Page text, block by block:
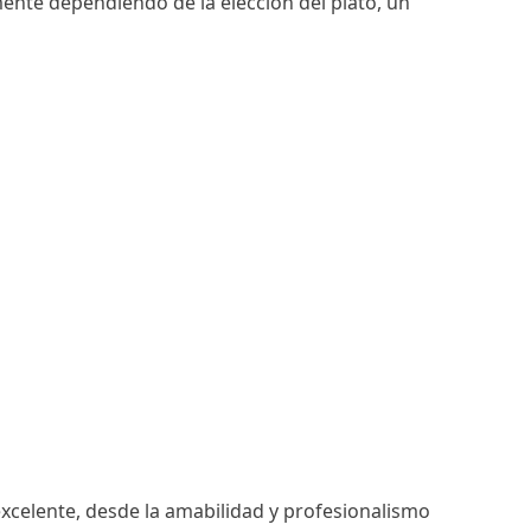
desde la amabilidad y profesionalismo